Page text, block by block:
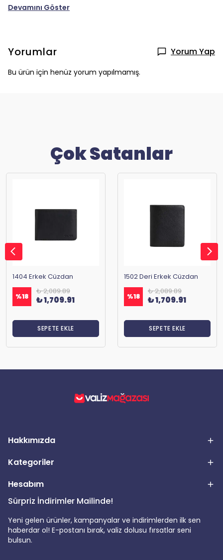
Devamını Göster
Yorumlar Yorum Yap
Bu ürün için henüz yorum yapılmamış.
Çok Satanlar
1404 Erkek Cüzdan
%18
₺ 2,089.89
₺ 1,709.91
SEPETE EKLE
1502 Deri Erkek Cüzdan
%18
₺ 2,089.89
₺ 1,709.91
SEPETE EKLE
Hakkımızda
Kategoriler
Hesabım
Sürpriz İndirimler Mailinde!
Yeni gelen ürünler, kampanyalar ve indirimlerden ilk sen
haberdar ol! E-postanı bırak, valiz dolusu fırsatlar seni
bulsun.